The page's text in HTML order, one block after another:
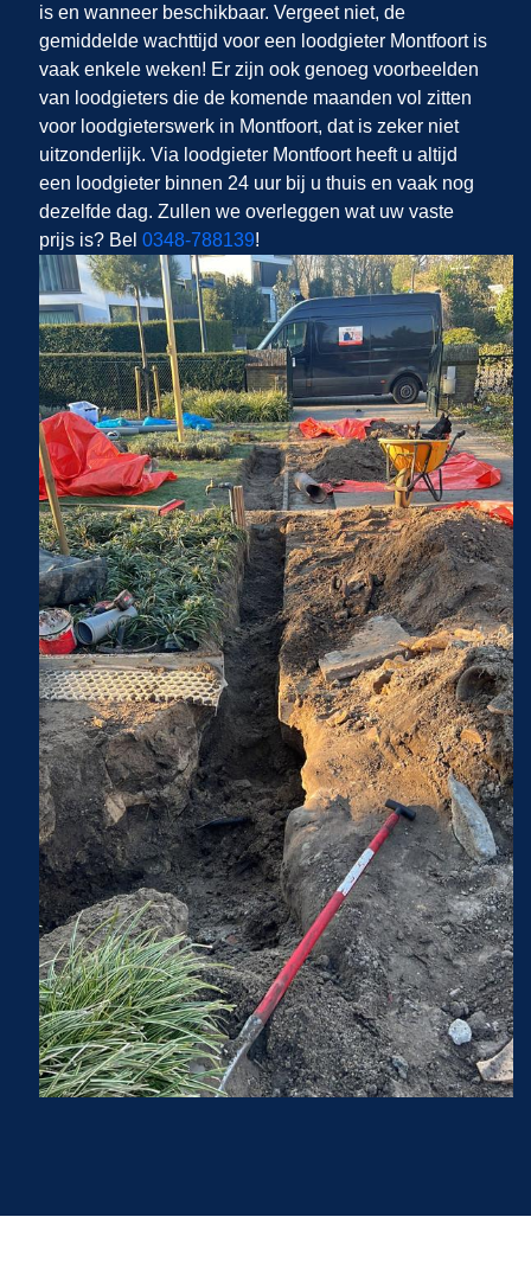
is en wanneer beschikbaar. Vergeet niet, de
gemiddelde wachttijd voor een loodgieter Montfoort is
vaak enkele weken! Er zijn ook genoeg voorbeelden
van loodgieters die de komende maanden vol zitten
voor loodgieterswerk in Montfoort, dat is zeker niet
uitzonderlijk. Via loodgieter Montfoort heeft u altijd
een loodgieter binnen 24 uur bij u thuis en vaak nog
dezelfde dag. Zullen we overleggen wat uw vaste
prijs is? Bel 0348-788139!